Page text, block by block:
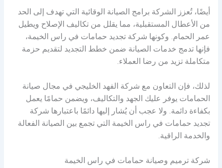
أيضًا، تُعزز الشركة برامج الصيانة الوقائية التي تهدف إلى الحد
من الأعطال المستقبلية، مما يقلل من تكاليف الإصلاح ويطيل
عمر الحمام. وكونها شركة تجديد حمامات في راس الخيمة،
فإنها تدمج خدمات الصيانة ضمن خطط التجديد لتقديم حزمة
متكاملة تزيد من رضا العملاء.
لذلك، فإن التعاون مع شركة الفهد الخليجي في مجال صيانة
الحمامات يوفر عليك الجهد والتكاليف، ويضمن حمامًا يعمل
بكفاءة دائمة. ولا عجب أن يُشار إليها دائمًا باعتبارها شركة
تجديد حمامات في راس الخيمة التي تجمع بين الصيانة الفعالة
والخدمة الراقية.
شركة ترميم وصيانة حمامات في راس الخيمة